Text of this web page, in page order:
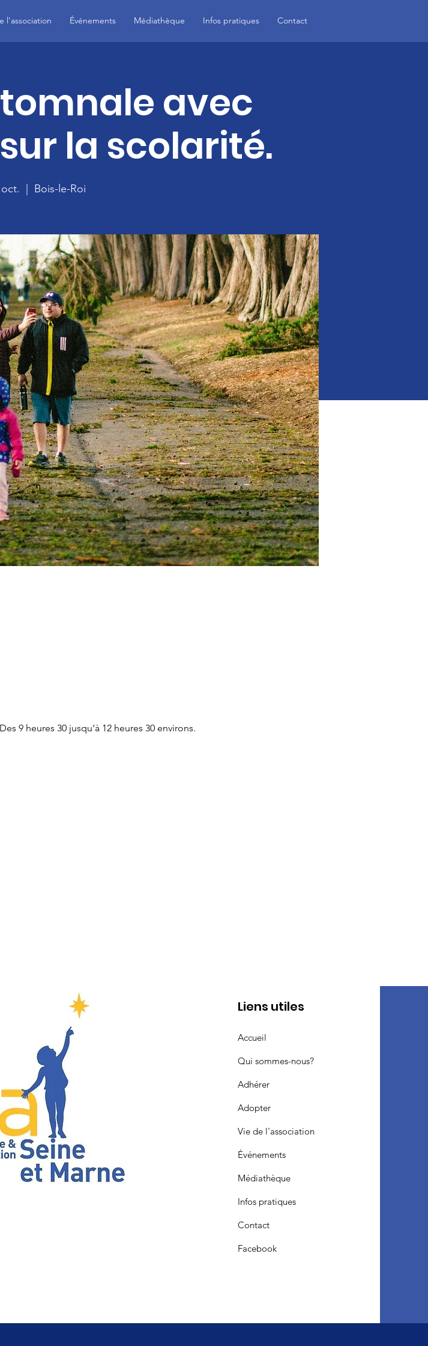
l'association Événements Médiathèque Infos pratiques Contact
avec
la scolarité.
Bois-le-Roi
9 heures 30 jusqu’à 12 heures 30 environs.
Liens utiles
Accueil
Qui sommes-nous?
Adhérer
Adopter
Vie de l'association
Événements
Médiathèque
Infos pratiques
Contact
Facebook